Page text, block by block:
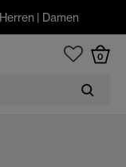
Herren | Damen
0